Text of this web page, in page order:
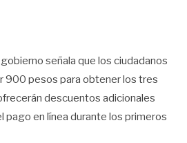
señala que los ciudadanos
900 pesos para obtener los tres
descuentos adicionales
pago en línea durante los primeros